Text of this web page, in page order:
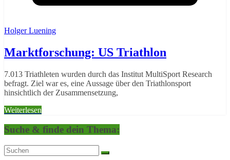
Holger Luening
Marktforschung: US Triathlon
7.013 Triathleten wurden durch das Institut MultiSport Research
befragt. Ziel war es, eine Aussage über den Triathlonsport
hinsichtlich der Zusammensetzung,
Weiterlesen
Suche & finde dein Thema: